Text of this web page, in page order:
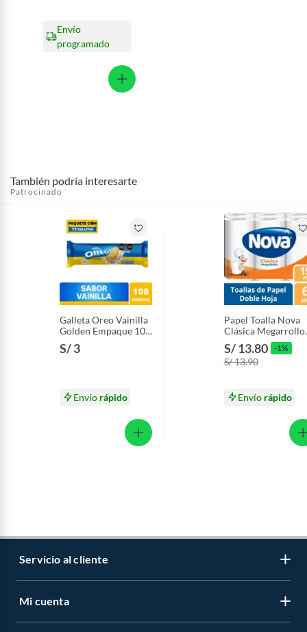
Envío
programado
También podría interesarte
Patrocinado
Galleta Oreo Vainilla
Golden Empaque 108
g
S/ 3
Envío rápido
Papel Toalla Nova
Clásica Megarrollo
Empaque 6 Und
S/ 13.80 -1%
S/ 13.90
Envío rápido
Servicio al cliente
Libro de reclamaciones
Mi cuenta